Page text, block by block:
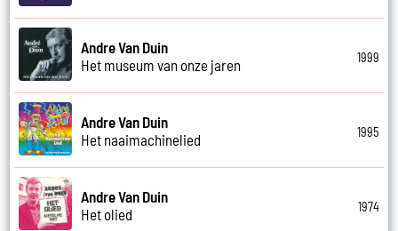
Andre Van Duin
Het museum van onze jaren
1999
Andre Van Duin
Het naaimachinelied
1995
Andre Van Duin
Het olied
1974